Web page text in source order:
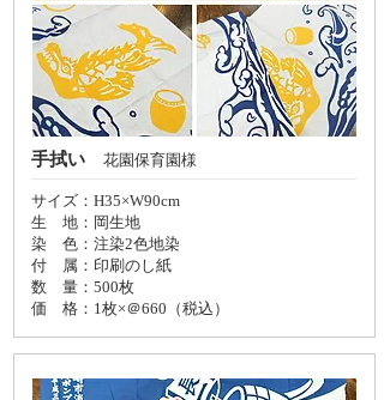
手拭い 花園保育園様
サイズ：H35×W90cm
生 地：岡生地
染 色：注染2色地染
付 属：印刷のし紙
数 量：500枚
価 格： 1枚×＠660（税込）